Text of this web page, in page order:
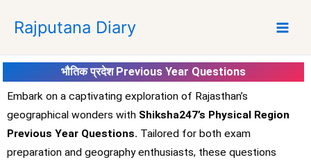
p
Rajputana Diary
भौतिक प्रदेश Previous Year Questions
Embark on a captivating exploration of Rajasthan’s
geographical wonders with Shiksha247’s Physical Region
Previous Year Questions. Tailored for both exam
preparation and geography enthusiasts, these questions